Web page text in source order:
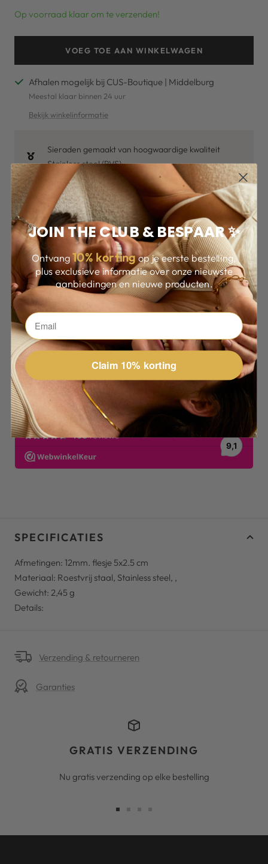
Op voorraad klaar om te verzenden!
VOEG TOE AAN WINKELWAGEN
Afhalen mogelijk bij CUS-Boutique | Middelburg
Meestal klaar binnen 24 uur
Bekijk winkelinformatie
Sieraden gemaakt van hoogwaardige kwaliteit
Stainless steel (RVS)
Gratis verzending bij een bestellingen van meer dan
€50,-*
Voor 16u besteld op werkdagen, dezelfde dag
verzonden.
WAAROM ANDEREN FAN ZIJN
SPECIFICATIES
Afmetingen: 12mm. flesje 5x2.5 cm
Materiaal: Roestvrij staal, Stainless steel, ,
Gewicht: 2,45g
Details:
Verzending & retourneren
Garanties
GRATIS VERZENDING
Nu gratis verzending op elke bestelling
JOIN THE CLUB & BESPAAR ✨
Ontvang10% kortingop je eerste bestelling,
plus exclusieve informatie over onze nieuwste
aanbiedingen en nieuwe producten.
Claim 10% korting